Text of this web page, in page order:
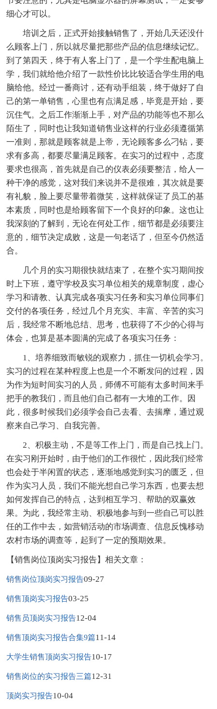
细心才可以。
培训之后，正式开始接触销售了，开始几天还没什
么顾客上门，所以就尽量把那些产品的信息继续记忆。
到了第四天，终于有人客上门了，是一个学生配电脑上
学，我们就给他介绍了一款性价比比较适合学生用的电
脑给他。经过一番商讨，还有动手组装，终于做好了自
己的第一单销售，心里也有点满足感，毕竟是开始，要
沉住气。之后工作渐渐上手，对产品的功能等也不那么
陌生了，同时也让我知道销售业这样的行业必须遵循第
一准则，那就是顾客就是上帝，无论顾客多么刁钻，要
求有多高，都要尽量满足顾客。在实习的过程中，态度
要求也很高，首先就是自己的仪表必须要整洁，给人一
种干净的感觉，这对我们来说并不是很难，其次就是要
有礼貌，脸上要尽量带着微笑，这样就保证了员工的基
本素质，同时也是给顾客留下一个良好的印象。这也让
我深刻的了解到，无论在何处工作，细节都是必须要注
意的，细节决定成败，这是一句老话了，但至今仍然适
合。
几个月的实习期很快就结束了，在整个实习期间按
时上下班，遵守学校及实习单位相关的规章制度，虚心
学习和请教、认真完成各项实习任务和实习单位同事们
交付的各项任务，经过几个月充实、丰富、辛苦的实习
后，我经常不断地总结、思考，也获得了不少的心得与
体会，也算是基本圆满的完成了各项实习任务：
1、培养细致而敏锐的观察力，抓住一切机会学习。
实习的过程在某种程度上也是一个不断发问的过程，因
为作为短时间实习的人员，师傅不可能有太多时间来手
把手的教我们，而且他们自己都有一大堆的工作。因
此，很多时候我们必须学会自己去看、去揣摩，通过观
察来自己学习、自我完善。
2、积极主动，不是等工作上门，而是自己找上门。
在实习刚开始时，由于他们的工作很忙，因此我们经常
也会处于半闲置的状态，逐渐地感觉到实习的匮乏，但
作为实习人员，我们不能光想自己学习东西，也要去想
如何发挥自己的特点，达到相互学习、帮助的双赢效
果。为此，我经常主动、积极地参与到一些自己可以胜
任的工作中去，如营销活动的市场调查、信息反愧移动
农村市场的调查等，起到了一定的预期效果。
【销售岗位顶岗实习报告】相关文章：
销售岗位顶岗实习报告09-27
销售顶岗实习报告03-25
销售员顶岗实习报告12-04
销售顶岗实习报告合集9篇11-14
大学生销售顶岗实习报告10-17
销售岗位的实习报告三篇12-31
顶岗实习报告10-04